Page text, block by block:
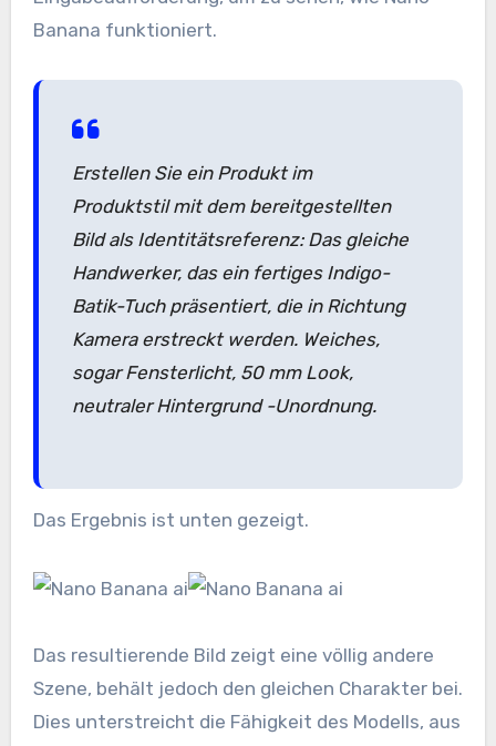
Banana funktioniert.
Erstellen Sie ein Produkt im
Produktstil mit dem bereitgestellten
Bild als Identitätsreferenz: Das gleiche
Handwerker, das ein fertiges Indigo-
Batik-Tuch präsentiert, die in Richtung
Kamera erstreckt werden. Weiches,
sogar Fensterlicht, 50 mm Look,
neutraler Hintergrund -Unordnung.
Das Ergebnis ist unten gezeigt.
Das resultierende Bild zeigt eine völlig andere
Szene, behält jedoch den gleichen Charakter bei.
Dies unterstreicht die Fähigkeit des Modells, aus